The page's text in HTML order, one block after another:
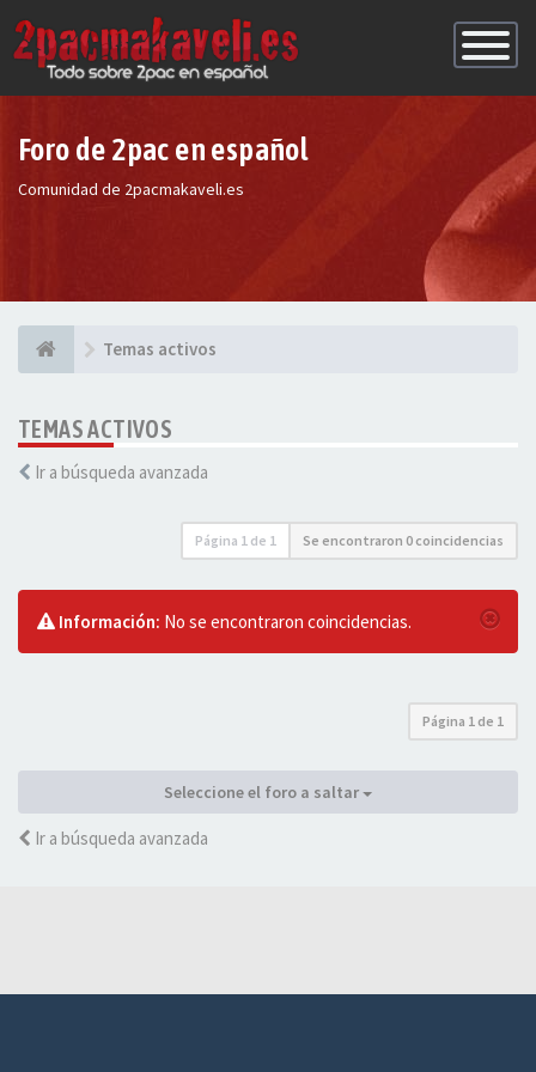
de
Foro de 2pac en español
Comunidad de 2pacmakaveli.es
Temas activos
TEMAS ACTIVOS
Ir a búsqueda avanzada
Página 1 de 1 Se encontraron 0 coincidencias
Información: No se encontraron coincidencias.
Página 1 de 1
Seleccione el foro a saltar
Ir a búsqueda avanzada